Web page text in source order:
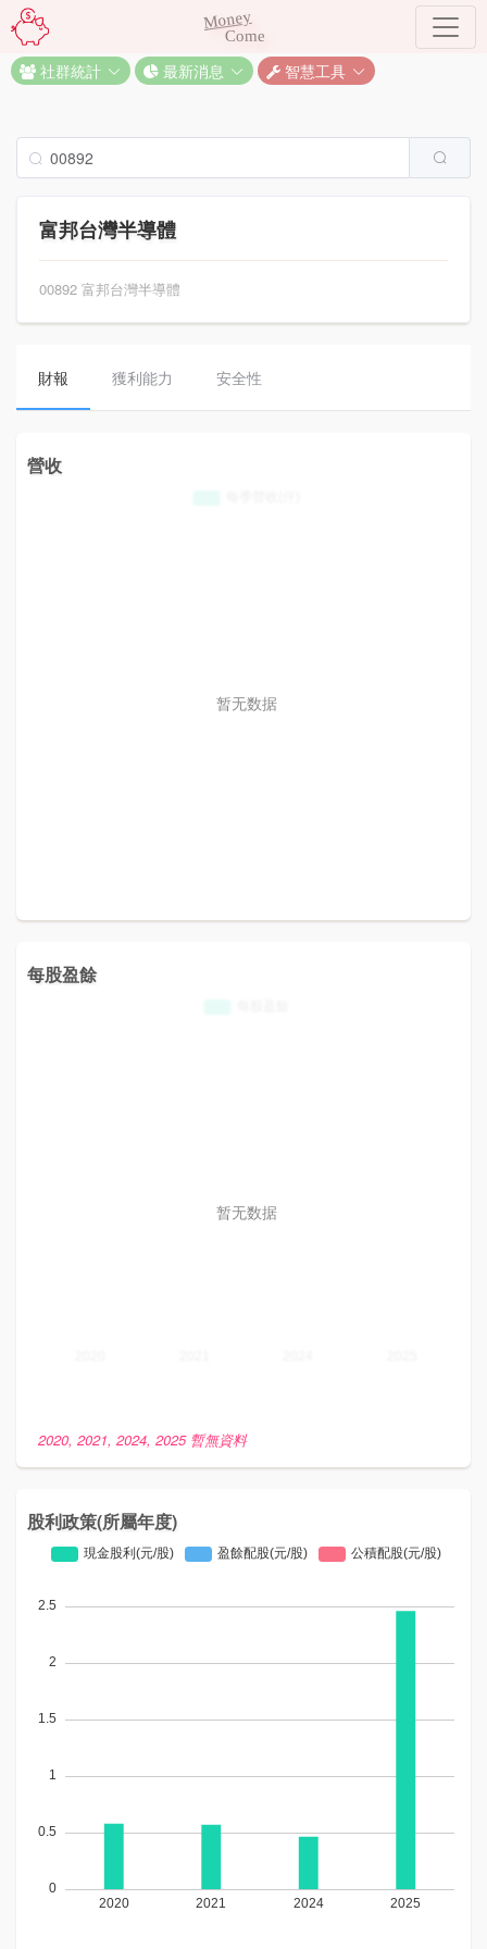
Money
Come
社群統計 最新消息 智慧工具
富邦台灣半導體
00892 富邦台灣半導體
財報 獲利能力 安全性
營收
暂无数据
每股盈餘
暂无数据
2020, 2021, 2024, 2025 暫無資料
股利政策(所屬年度)